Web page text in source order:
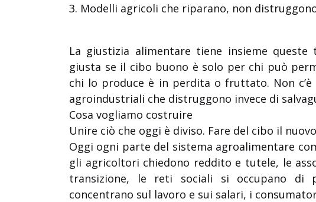
3. Modelli agricoli che riparano, non
La giustizia alimentare tiene insieme queste
giusta se il cibo buono è solo per chi può
chi lo produce è in perdita o fruttato. Non
agroindustriali che distruggono invece di
Cosa vogliamo costruire
Unire ciò che oggi è diviso. Fare del cibo il
Oggi ogni parte del sistema agroalimentare
gli agricoltori chiedono reddito e tutele, le
transizione, le reti sociali si occupano di
concentrano sul lavoro e sui salari, i